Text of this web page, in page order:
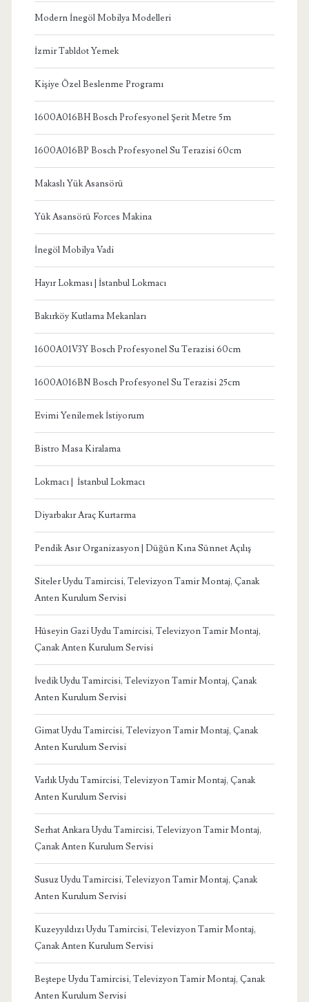
Modern İnegöl Mobilya Modelleri
İzmir Tabldot Yemek
Kişiye Özel Beslenme Programı
1600A016BH Bosch Profesyonel Şerit Metre 5m
1600A016BP Bosch Profesyonel Su Terazisi 60cm
Makaslı Yük Asansörü
Yük Asansörü Forces Makina
İnegöl Mobilya Vadi
Hayır Lokması | İstanbul Lokmacı
Bakırköy Kutlama Mekanları
1600A01V3Y Bosch Profesyonel Su Terazisi 60cm
1600A016BN Bosch Profesyonel Su Terazisi 25cm
Evimi Yenilemek İstiyorum
Bistro Masa Kiralama
Lokmacı | İstanbul Lokmacı
Diyarbakır Araç Kurtarma
Pendik Asır Organizasyon | Düğün Kına Sünnet Açılış
Siteler Uydu Tamircisi, Televizyon Tamir Montaj, Çanak
Anten Kurulum Servisi
Hüseyin Gazi Uydu Tamircisi, Televizyon Tamir Montaj,
Çanak Anten Kurulum Servisi
İvedik Uydu Tamircisi, Televizyon Tamir Montaj, Çanak
Anten Kurulum Servisi
Gimat Uydu Tamircisi, Televizyon Tamir Montaj, Çanak
Anten Kurulum Servisi
Varlık Uydu Tamircisi, Televizyon Tamir Montaj, Çanak
Anten Kurulum Servisi
Serhat Ankara Uydu Tamircisi, Televizyon Tamir Montaj,
Çanak Anten Kurulum Servisi
Susuz Uydu Tamircisi, Televizyon Tamir Montaj, Çanak
Anten Kurulum Servisi
Kuzeyyıldızı Uydu Tamircisi, Televizyon Tamir Montaj,
Çanak Anten Kurulum Servisi
Beştepe Uydu Tamircisi, Televizyon Tamir Montaj, Çanak
Anten Kurulum Servisi